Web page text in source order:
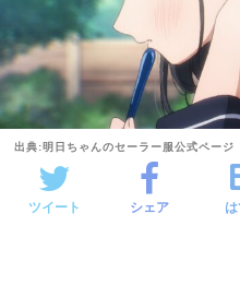
出典:明日ちゃんのセーラー服公式ページ
ツイート シェア